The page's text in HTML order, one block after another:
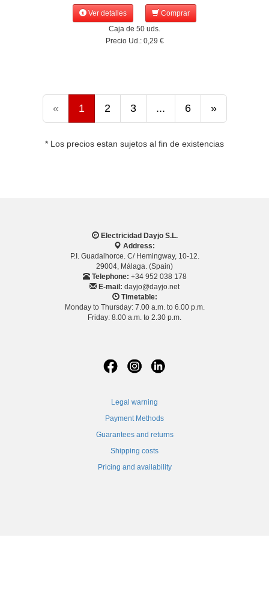
Ver detalles
Comprar
Caja de 50 uds.
Precio Ud.: 0,29 €
« 1 2 3 ... 6 »
* Los precios estan sujetos al fin de existencias
Electricidad Dayjo S.L.
Address:
P.I. Guadalhorce. C/ Hemingway, 10-12.
29004, Málaga. (Spain)
Telephone: +34 952 038 178
E-mail: dayjo@dayjo.net
Timetable:
Monday to Thursday: 7.00 a.m. to 6.00 p.m.
Friday: 8.00 a.m. to 2.30 p.m.
Legal warning
Payment Methods
Guarantees and returns
Shipping costs
Pricing and availability